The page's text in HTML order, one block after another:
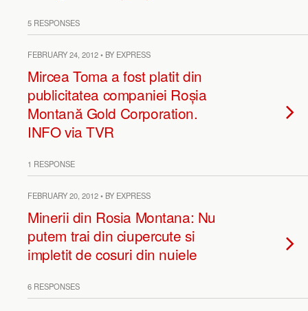
5 RESPONSES
FEBRUARY 24, 2012 • BY EXPRESS
Mircea Toma a fost platit din
publicitatea companiei Roșia
Montană Gold Corporation.
INFO via TVR
1 RESPONSE
FEBRUARY 20, 2012 • BY EXPRESS
Minerii din Rosia Montana: Nu
putem trai din ciupercute si
impletit de cosuri din nuiele
6 RESPONSES